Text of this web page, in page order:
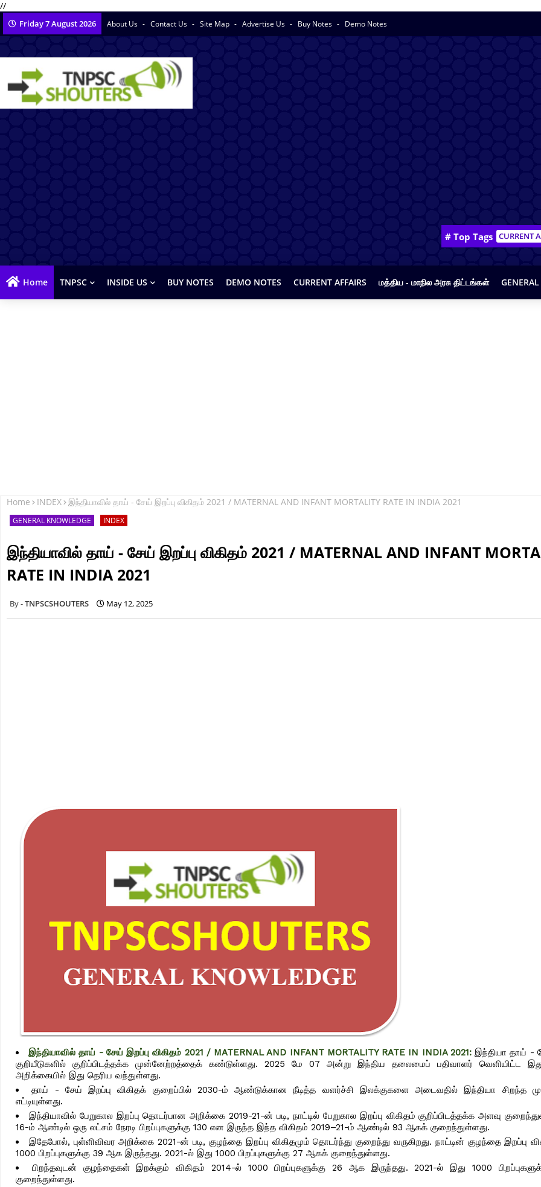
//
Friday 7 August 2026 About Us Contact Us Site Map Advertise Us Buy Notes Demo Notes
# Top Tags CURRENT
Home TNPSC INSIDE US BUY NOTES DEMO NOTES CURRENT AFFAIRS மத்திய - மாநில அரசு திட்டங்கள்
Home INDEX இந்தியாவில் தாய் - சேய் இறப்பு விகிதம் 2021 / MATERNAL AND INFANT MORTALITY RATE IN INDIA 2021
GENERAL KNOWLEDGE INDEX
இந்தியாவில் தாய் - சேய் இறப்பு விகிதம் 2021 / MATERNAL AND INFANT
RATE IN INDIA 2021
TNPSCSHOUTERS May 12, 2025
இந்தியாவில் தாய் - சேய் இறப்பு விகிதம் 2021 / MATERNAL AND INFANT MORTALITY RATE IN INDIA 2021:இந்தியா தாய் -
குறியீடுகளில் குறிப்பிடத்தக்க முன்னேற்றத்தைக் கண்டுள்ளது. 2025 மே 07 அன்று இந்திய தலைமைப் பதிவாளர் வெளியிட்ட
அறிக்கையில் இது தெரிய வந்துள்ளது.
தாய் - சேய் இறப்பு விகிதக் குறைப்பில் 2030-ம் ஆண்டுக்கான நீடித்த வளர்ச்சி இலக்குகளை அடைவதில் இந்தியா சிறந்த
எட்டியுள்ளது.
இந்தியாவில் பேறுகால இறப்பு தொடர்பான அறிக்கை 2019-21-ன் படி, நாட்டில் பேறுகால இறப்பு விகிதம் குறிப்பிடத்தக்க அளவு
16-ம் ஆண்டில் ஒரு லட்சம் நேரடி பிறப்புகளுக்கு 130 என இருந்த இந்த விகிதம் 2019–21-ம் ஆண்டில் 93 ஆகக் குறைந்துள்ளது.
இதேபோல், புள்ளிவிவர அறிக்கை 2021-ன் படி, குழந்தை இறப்பு விகிதமும் தொடர்ந்து குறைந்து வருகிறது. நாட்டின் குழந்தை இறப்பு
1000 பிறப்புகளுக்கு 39 ஆக இருந்தது. 2021-ல் இது 1000 பிறப்புகளுக்கு 27 ஆகக் குறைந்துள்ளது.
பிறந்தவுடன் குழந்தைகள் இறக்கும் விகிதம் 2014-ல் 1000 பிறப்புகளுக்கு 26 ஆக இருந்தது. 2021-ல் இது 1000
குறைந்துள்ளது.